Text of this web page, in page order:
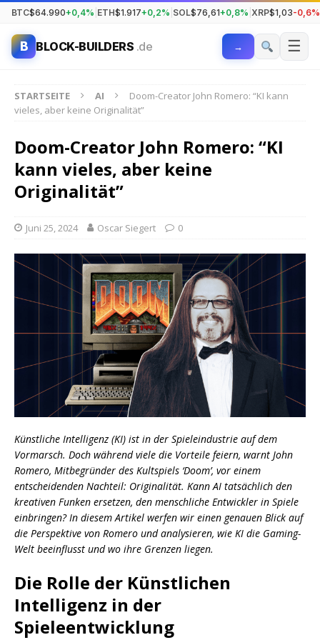
BTC$64.990+0,4% ETH$1.917+0,2% SOL$76,61+0,8% XRP$1,03-0,6%
B BLOCK-BUILDERS .de → ☰
STARTSEITE AI
Doom-Creator John Romero: “KI kann
vieles, aber keine Originalität”
Doom-Creator John Romero: “KI
kann vieles, aber keine
Originalität”
Juni 25, 2024 Oscar Siegert 0
Künstliche Intelligenz (KI) ist in der Spieleindustrie auf dem
Vormarsch. Doch während viele die Vorteile feiern, warnt John
Romero, Mitbegründer des Kultspiels ‘Doom’, vor einem
entscheidenden Nachteil: Originalität. Kann AI tatsächlich den
kreativen Funken ersetzen, den menschliche Entwickler in Spiele
einbringen? In diesem Artikel werfen wir einen genauen Blick auf
die Perspektive von Romero und analysieren, wie KI die Gaming-
Welt beeinflusst und wo ihre Grenzen liegen.
Die Rolle der Künstlichen
Intelligenz in der
Spieleentwicklung